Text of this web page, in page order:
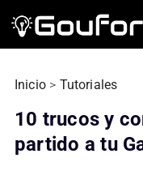
Inicio > Tutoriales
10 trucos y
partido a tu